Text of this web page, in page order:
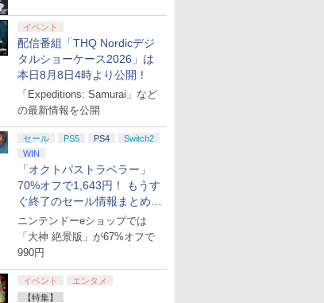
イベント
配信番組「THQ Nordicデジ
タルショーケース2026」は
本日8月8日4時より公開！
「Expeditions: Samurai」など
の最新情報を公開
セール PS5 PS4
Switch2
WIN
「オクトパストラベラー」
70%オフで1,643円！ もうす
ぐ終了のセール情報まとめ
【8月8日更新】
ニンテンドーeショップでは
「大神 絶景版」が67%オフで
990円
イベント
エンタメ
【特集】